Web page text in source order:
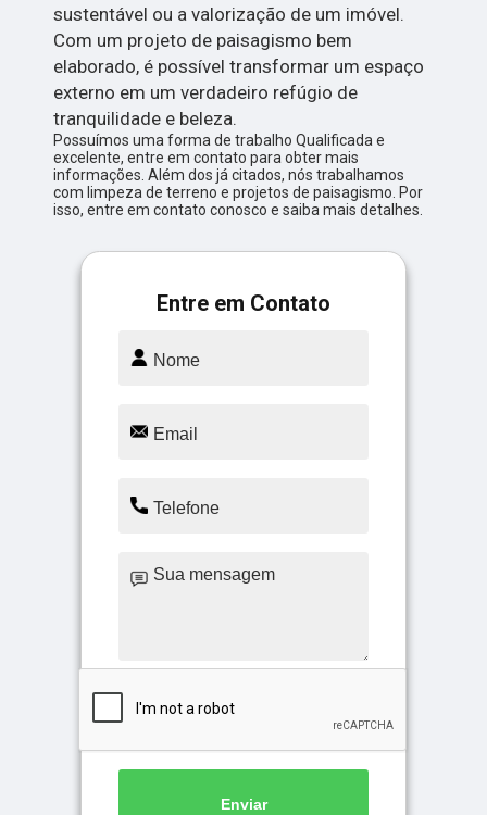
sustentável ou a valorização de um imóvel.
Com um projeto de paisagismo bem
elaborado, é possível transformar um espaço
externo em um verdadeiro refúgio de
tranquilidade e beleza.
Possuímos uma forma de trabalho Qualificada e
excelente, entre em contato para obter mais
informações. Além dos já citados, nós trabalhamos
com limpeza de terreno e projetos de paisagismo. Por
isso, entre em contato conosco e saiba mais detalhes.
Entre em Contato
Enviar